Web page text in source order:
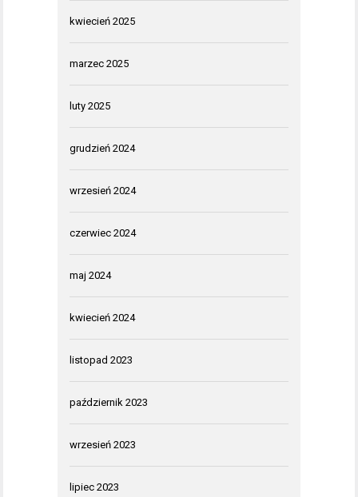
kwiecień 2025
marzec 2025
luty 2025
grudzień 2024
wrzesień 2024
czerwiec 2024
maj 2024
kwiecień 2024
listopad 2023
październik 2023
wrzesień 2023
lipiec 2023